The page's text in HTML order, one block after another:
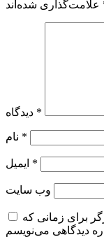
*
*
*
وب‌ سایت
برای زمانی که